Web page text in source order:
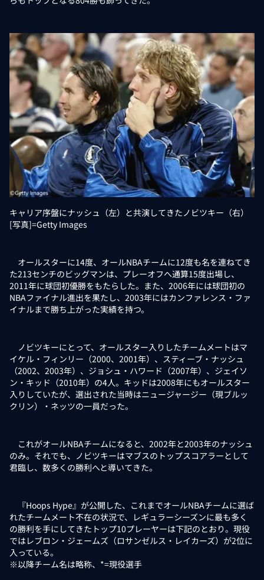
キャリア序盤にナッシュ（左）と共演してきたノビツキー（右）
[写真]=Getty Images
オールスターに14度、オールNBAチームに12度も名を連ねてき
た213センチのビッグマンは、プレーオフへ通算15度出場し、
2011年に球団初優勝をもたらした。また、2006年には球団初の
NBAファイナル進出を果たし、2003年にはカンファレンス・ファ
イナルまで勝ち上がった実績を持つ。
ノビツキーにとって、オールスター入りしたチームメートはマ
イケル・フィンリー（2000、2001年）、スティーブ・ナッシュ
（2002、2003年）、ジョシュ・ハワード（2007年）、ジェイソ
ン・キッド（2010年）の4人。キッドは2008年にもオールスター
入りしていたが、選出された当時はニュージャージー（現ブルッ
クリン）・ネッツの一員だった。
これがオールNBAチームになると、2002年と2003年のナッシュ
のみ。それでも、ノビツキーはマブスのトップスコアラーとして
君臨し、数多くの勝利へと導いてきた。
『Hoops Hype』が公開した、これまでオールNBAチームに選ば
れたチームメート不在の状況で、レギュラーシーズンに最も多く
の勝利を手にしてきたトップ10プレーヤーは下記のとおり。現役
ではレブロン・ジェームズ（ロサンゼルス・レイカーズ）が2位に
入っている。
※以降チーム名は略称、*=現役選手